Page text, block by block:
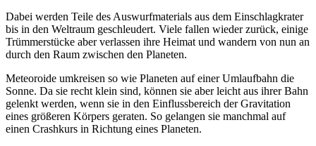
Dabei werden Teile des Auswurfmaterials aus dem Einschlagkrater
bis in den Weltraum geschleudert. Viele fallen wieder zurück, einige
Trümmerstücke aber verlassen ihre Heimat und wandern von nun an
durch den Raum zwischen den Planeten.
Meteoroide umkreisen so wie Planeten auf einer Umlaufbahn die
Sonne. Da sie recht klein sind, können sie aber leicht aus ihrer Bahn
gelenkt werden, wenn sie in den Einflussbereich der Gravitation
eines größeren Körpers geraten. So gelangen sie manchmal auf
einen Crashkurs in Richtung eines Planeten.